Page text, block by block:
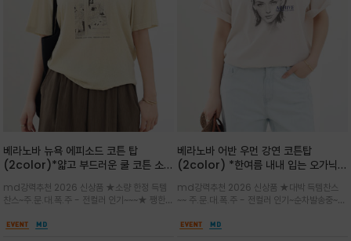
베라노바 뉴욕 에피소드 코튼 탑
(2color)*얇고 부드러운 쿨 코튼 소재
고 자연스러운 멋이 있는 핏으로 여름내
내 편하고 감각적으로 입으세요
md강력추천 2026 신상품 ★소량 한정 득템
찬스~주.문.대.폭.주 - 전컬러 인기~~~★ 쨍한듯
내추럴한 컬러감이 매력적인 티셔츠/여유로운
베라노바 어반 우먼 강연 코튼탑
(2color) *한여름 내내 입는 오가닉
워크 (Line Work) & 스케치/감각적
인 아트워크 프린트가 시선을 끄는 루즈
핏 강연티셔츠
md강력추천 2026 신상품 ★대박 득템찬스
~~ 주.문.대.폭.주 - 전컬러 인기~순차발송중~★
한 착용감을 선사하며, 자연스럽게 떨어지는 실루